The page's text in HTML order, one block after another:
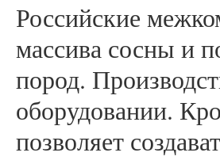
Российские
массива сосны и
пород.
оборудовании.
позволяет